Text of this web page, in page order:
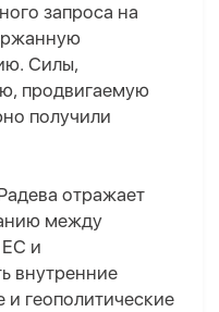
запроса на
Силы,
продвигаемую
получили
отражает
между
ЕС и
внутренние
геополитические